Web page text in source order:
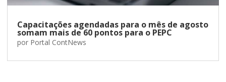
Capacitações agendadas para o mês de agosto
somam mais de 60 pontos para o PEPC
por Portal ContNews